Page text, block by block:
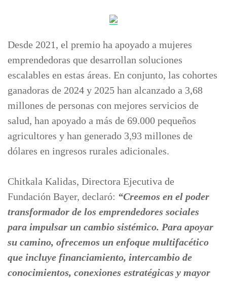
Desde 2021, el premio ha apoyado a mujeres
emprendedoras que desarrollan soluciones
escalables en estas áreas. En conjunto, las cohortes
ganadoras de 2024 y 2025 han alcanzado a 3,68
millones de personas con mejores servicios de
salud, han apoyado a más de 69.000 pequeños
agricultores y han generado 3,93 millones de
dólares en ingresos rurales adicionales.
Chitkala Kalidas, Directora Ejecutiva de
Fundación Bayer, declaró: “Creemos en el poder
transformador de los emprendedores sociales
para impulsar un cambio sistémico. Para apoyar
su camino, ofrecemos un enfoque multifacético
que incluye financiamiento, intercambio de
conocimientos, conexiones estratégicas y mayor